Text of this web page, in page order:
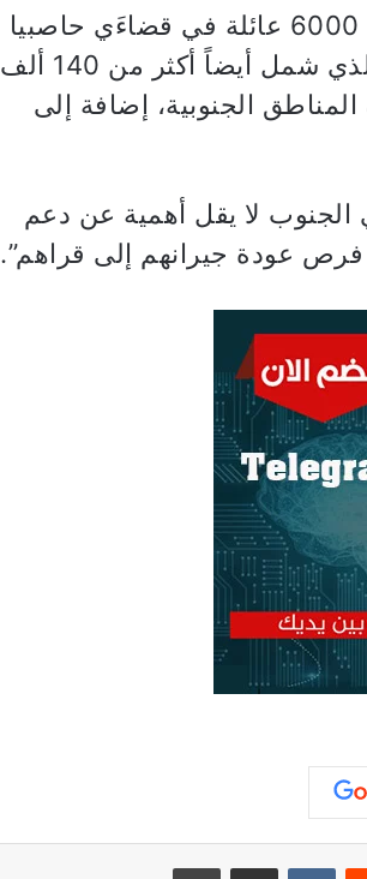
وأعلنت الوزيرة تقديم دعم نقدي لأكثر من 6000 عائلة في قضاءَي حاصبيا
ومرجعيون، في إطار برنامج المساعدات الذي شمل أيضاً أكثر من 140 ألف
الجنوبية، إضافة إلى
لا يقل أهمية عن دعم
فرص عودة جيرانهم إلى قراهم”.
مشاركة عبر البريد طباعة